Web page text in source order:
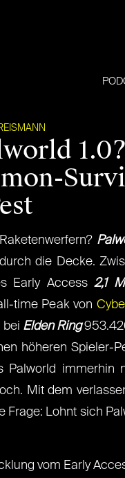
die Decke.
Early Access2,1
time Peak von
bei Elden Ring
höheren Spieler-
Palworld immerhin
Mit dem
Lohnt sich
vom Early